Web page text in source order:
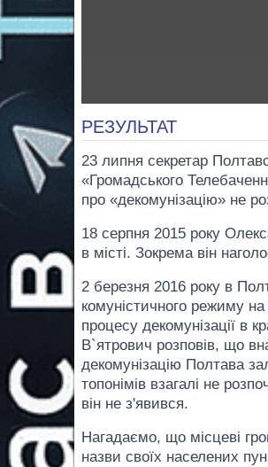
РЕЗУЛЬТАТ
23 липня секретар
«Громадського
про «декомунізацію» не
18 серпня 2015 року
в місті. Зокрема він
2 березня 2016 року в
комуністичного режиму
процесу декомунізації в
В`ятрович розповів, що
декомунізацію Полтава
топонімів взагалі не
він не з'явився.
Нагадаємо, що місцеві
назви своїх населених